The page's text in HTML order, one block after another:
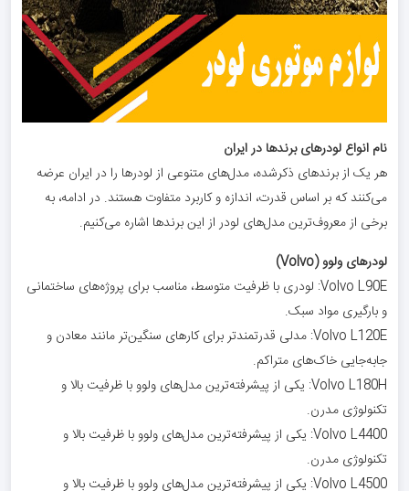
نام انواع لودرهای برندها در ایران
هر یک از برندهای ذکرشده، مدل‌های متنوعی از لودرها را در ایران عرضه
می‌کنند که بر اساس قدرت، اندازه و کاربرد متفاوت هستند. در ادامه، به
برخی از معروف‌ترین مدل‌های لودر از این برندها اشاره می‌کنیم.
لودرهای ولوو (Volvo)
Volvo L90E: لودری با ظرفیت متوسط، مناسب برای پروژه‌های ساختمانی
و بارگیری مواد سبک.
Volvo L120E: مدلی قدرتمندتر برای کارهای سنگین‌تر مانند معادن و
جابه‌جایی خاک‌های متراکم.
Volvo L180H: یکی از پیشرفته‌ترین مدل‌های ولوو با ظرفیت بالا و
تکنولوژی مدرن.
Volvo L4400: یکی از پیشرفته‌ترین مدل‌های ولوو با ظرفیت بالا و
تکنولوژی مدرن.
Volvo L4500: یکی از پیشرفته‌ترین مدل‌های ولوو با ظرفیت بالا و